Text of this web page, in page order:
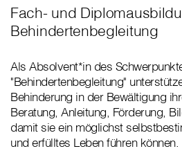
Fach- und
Behindertenbegleitung
Als Absolvent*in des
"Behindertenbegleitung"
Behinderung in der Bewältigung
Beratung, Anleitung, Förderung,
damit sie ein möglichst
und erfülltes Leben führen können.